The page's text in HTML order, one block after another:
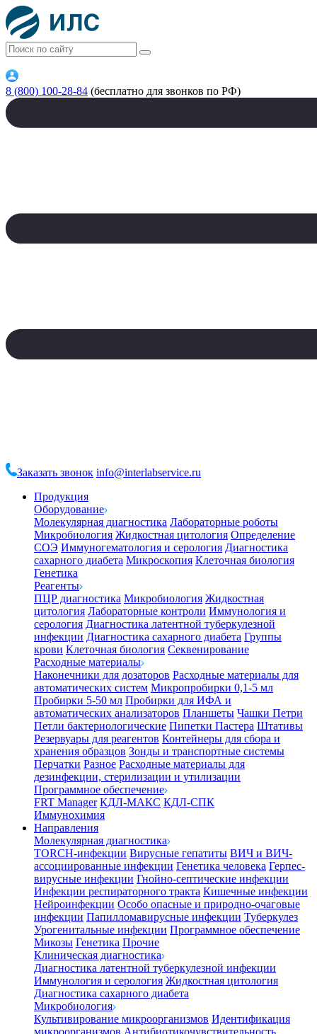
8 (800) 100-28-84 (бесплатно для звонков по РФ)
Заказать звонок info@interlabservice.ru
Продукция
Оборудование
Молекулярная диагностика Лабораторные роботы
Микробиология Жидкостная цитология Определение
СОЭ Иммуногематология и серология Диагностика
сахарного диабета Микроскопия Клеточная биология
Генетика
Реагенты
ПЦР диагностика Микробиология Жидкостная
цитология Лабораторные контроли Иммунология и
серология Диагностика латентной туберкулезной
инфекции Диагностика сахарного диабета Группы
крови Клеточная биология Секвенирование
Расходные материалы
Наконечники для дозаторов Расходные материалы для
автоматических систем Микропробирки 0,1-5 мл
Пробирки 5-50 мл Пробирки для ИФА и
автоматических анализаторов Планшеты Чашки Петри
Петли бактериологические Пипетки Пастера Штативы
Резервуары для реагентов Контейнеры для сбора и
хранения образцов Зонды и транспортные системы
Перчатки Разное Расходные материалы для
дезинфекции, стерилизации и утилизации
Программное обеспечение
FRT Manager КДЛ-МАКС КДЛ-СПК
Иммунохимия
Направления
Молекулярная диагностика
TORCH-инфекции Вирусные гепатиты ВИЧ и ВИЧ-
ассоциированные инфекции Генетика человека Герпес-
вирусные инфекции Гнойно-септические инфекции
Инфекции респираторного тракта Кишечные инфекции
Нейроинфекции Особо опасные и природно-очаговые
инфекции Папилломавирусные инфекции Туберкулез
Урогенитальные инфекции Программное обеспечение
Микозы Генетика Прочие
Клиническая диагностика
Диагностика латентной туберкулезной инфекции
Иммунология и серология Жидкостная цитология
Диагностика сахарного диабета
Микробиология
Культивирование микроорганизмов Идентификация
микроорганизмов Антибиотикочувствительность